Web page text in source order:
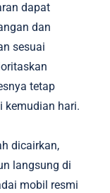
dapat
dan
sesuai
tetap
kemudian hari.
dicairkan,
langsung di
mobil resmi